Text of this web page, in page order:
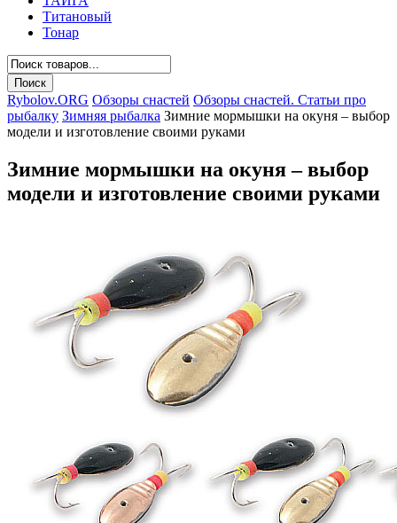
Титановый
Тонар
Rybolov.ORG Обзоры снастей Обзоры снастей. Статьи про
рыбалку Зимняя рыбалка Зимние мормышки на окуня – выбор
модели и изготовление своими руками
Зимние мормышки на окуня – выбор
модели и изготовление своими руками